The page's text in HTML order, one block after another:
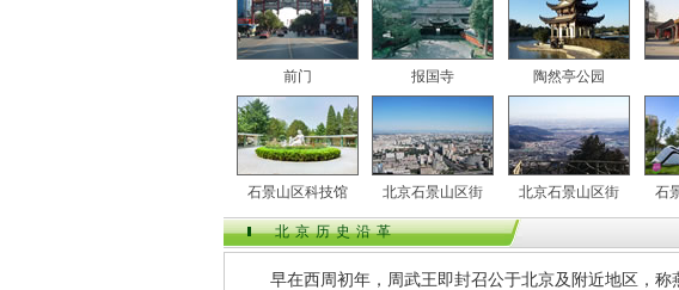
前门 报国寺 陶然亭公园
石景山区科技馆 北京石景山区街 北京石景山区街 石
北京历史沿革
早在西周初年，周武王即封召公于北京及附近地区，称